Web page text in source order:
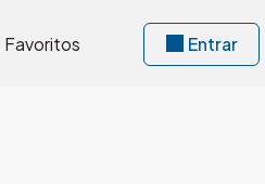
Entrar
Favoritos